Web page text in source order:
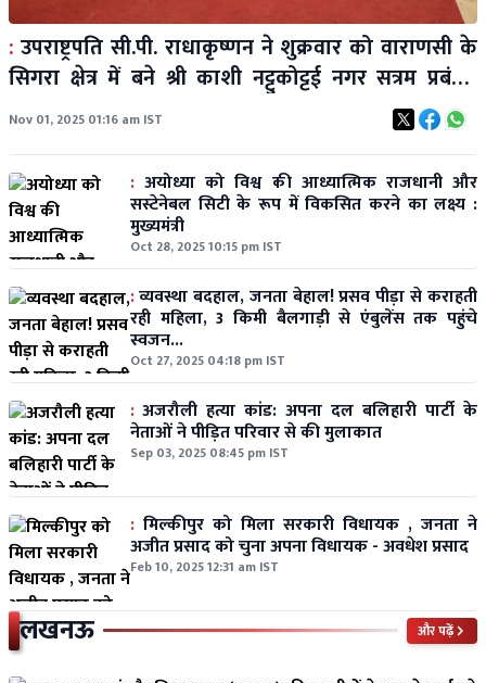
: उपराष्ट्रपति सी.पी. राधाकृष्णन ने शुक्रवार को वाराणसी के
सिगरा क्षेत्र में बने श्री काशी नट्टुकोट्टई नगर सत्रम प्रबंधन
सोसाइटी के नए सतराम भवन का किया उद्घाटन
Nov 01, 2025 01:16 am IST
: अयोध्या को विश्व की आध्यात्मिक राजधानी और
सस्टेनेबल सिटी के रूप में विकसित करने का लक्ष्य :
मुख्यमंत्री
Oct 28, 2025 10:15 pm IST
:व्यवस्था बदहाल, जनता बेहाल! प्रसव पीड़ा से कराहती
रही महिला, 3 किमी बैलगाड़ी से एंबुलेंस तक पहुंचे
स्वजन...
Oct 27, 2025 04:18 pm IST
: अजरौली हत्या कांड: अपना दल बलिहारी पार्टी के
नेताओं ने पीड़ित परिवार से की मुलाकात
Sep 03, 2025 08:45 pm IST
: मिल्कीपुर को मिला सरकारी विधायक , जनता ने
अजीत प्रसाद को चुना अपना विधायक - अवधेश प्रसाद
Feb 10, 2025 12:31 am IST
लखनऊ और पढ़ें